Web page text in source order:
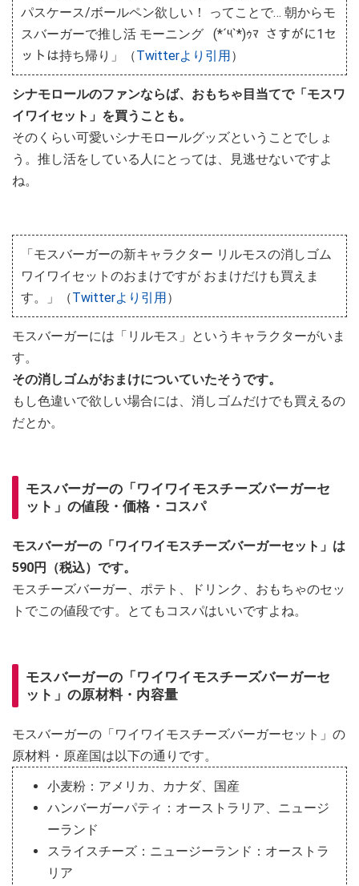
パスケース/ボールペン欲しい！ ってことで… 朝からモ
スバーガーで推し活 モーニング (*´༥`*)ｩﾏ さすがに1セ
ットは持ち帰り」（Twitterより引用 ）
シナモロールのファンならば、おもちゃ目当てで「モスワ
イワイセット」を買うことも。
そのくらい可愛いシナモロールグッズということでしょ
う。推し活をしている人にとっては、見逃せないですよ
ね。
「モスバーガーの新キャラクター リルモスの消しゴム
ワイワイセットのおまけですが おまけだけも買えま
す。」（Twitterより引用 ）
モスバーガーには「リルモス」というキャラクターがいま
す。
その消しゴムがおまけについていたそうです。
もし色違いで欲しい場合には、消しゴムだけでも買えるの
だとか。
モスバーガーの「ワイワイモスチーズバーガーセ
ット」の値段・価格・コスパ
モスバーガーの「ワイワイモスチーズバーガーセット」は
590円（税込）です。
モスチーズバーガー、ポテト、ドリンク、おもちゃのセッ
トでこの値段です。とてもコスパはいいですよね。
モスバーガーの「ワイワイモスチーズバーガーセ
ット」の原材料・内容量
モスバーガーの「ワイワイモスチーズバーガーセット」の
原材料・原産国は以下の通りです。
小麦粉：アメリカ、カナダ、国産
ハンバーガーパティ：オーストラリア、ニュージ
ーランド
スライスチーズ：ニュージーランド：オーストラ
リア